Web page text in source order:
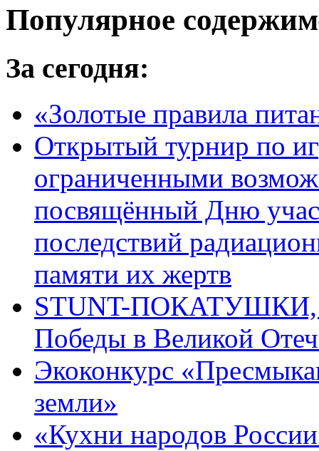
Популярное
За сегодня:
«Золотые правила
Открытый турнир по
ограниченными
посвящённый Дню
последствий
памяти их жертв
STUNT-ПОКАТУШКИ,
Победы в Великой
Экоконкурс
земли»
«Кухни народов